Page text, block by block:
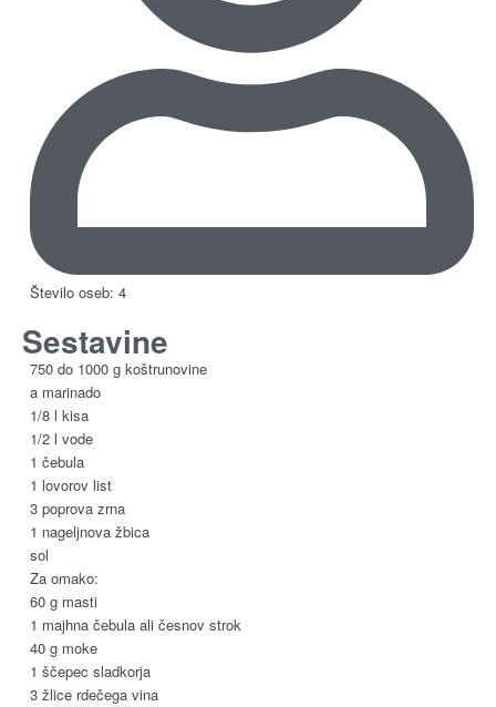
Število oseb: 4
Sestavine
750 do 1000 g koštrunovine
a marinado
1/8 l kisa
1/2 l vode
1 čebula
1 lovorov list
3 poprova zrna
1 nageljnova žbica
sol
Za omako:
60 g masti
1 majhna čebula ali česnov strok
40 g moke
1 ščepec sladkorja
3 žlice rdečega vina